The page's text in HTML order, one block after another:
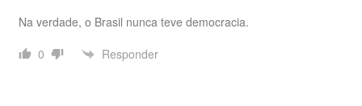
Na verdade, o Brasil nunca teve democracia.
0
Responder